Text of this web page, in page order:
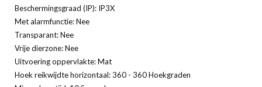
Beschermingsgraad (IP): IP3X
Met alarmfunctie: Nee
Transparant: Nee
Vrije dierzone: Nee
Uitvoering oppervlakte: Mat
Hoek reikwijdte horizontaal: 360 - 360 Hoekgraden